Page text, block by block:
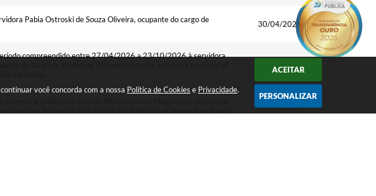
você concorda com a nossa Política de Cookies e Privacidade.
ACEITAR
PERSONALIZAR
Pabia Ostroski de Souza Oliveira, ocupante do cargo de
30/04/2026
compreendido entre 27/04/2026 a 23/10/2026 à servidora
30/04/2026
28/04/2026